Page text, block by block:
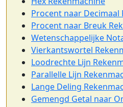
Procent naar Decimaal
Procent naar Breuk
Wetenschappelijke
Vierkantswortel
Loodrechte Lijn
Parallelle Lijn
Lange Deling
Gemengd Getal naar